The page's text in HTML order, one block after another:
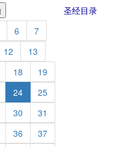
圣经目录
6
7
12
13
18
19
24
25
30
31
36
37